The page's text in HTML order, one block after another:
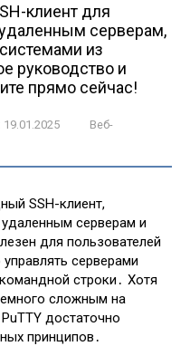
клиент для
серверам,
из
руководство и
прямо сейчас!
19.01.2025
Веб-
SSH-клиент,
серверам и
для пользователей
серверами
строки․ Хотя
сложным на
достаточно
принципов․